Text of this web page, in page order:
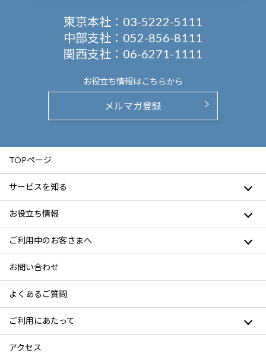
東京本社： 03-5222-5111
中部支社： 052-856-8111
関西支社： 06-6271-1111
お役立ち情報はこちらから
メルマガ登録
TOPページ
サービスを知る
お役立ち情報
ご利用中のお客さまへ
お問い合わせ
よくあるご質問
ご利用にあたって
アクセス